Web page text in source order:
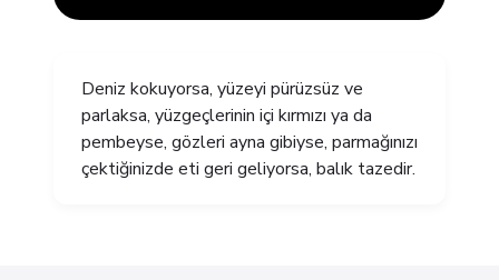
Deniz kokuyorsa, yüzeyi pürüzsüz ve
parlaksa, yüzgeçlerinin içi kırmızı ya da
pembeyse, gözleri ayna gibiyse, parmağınızı
çektiğinizde eti geri geliyorsa, balık tazedir.